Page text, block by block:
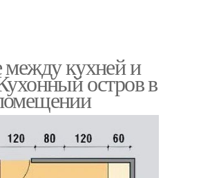
между кухней и
остров в